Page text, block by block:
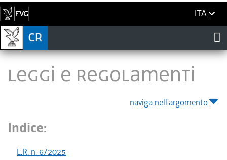
ITA
LEGGI E REGOLAMENTI
naviga nell'argomento
Indice:
L.R. n. 6/2025